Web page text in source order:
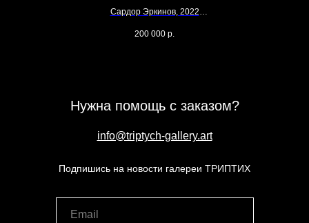
Сардор Эркинов, 2022
Холст, масло
200 000 р.
Нужна помощь с заказом?
info@triptych-gallery.art
Подпишись на новости галереи ТРИПТИХ